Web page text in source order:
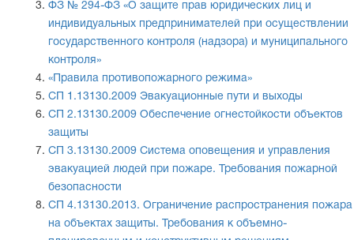
ФЗ № 294-ФЗ «О защите прав юридических лиц и
индивидуальных предпринимателей при осуществлении
государственного контроля (надзора) и муниципального
контроля»
«Правила противопожарного режима»
СП 1.13130.2009 Эвакуационные пути и выходы
СП 2.13130.2009 Обеспечение огнестойкости объектов
защиты
СП 3.13130.2009 Система оповещения и управления
эвакуацией людей при пожаре. Требования пожарной
безопасности
СП 4.13130.2013. Ограничение распространения пожара
на объектах защиты. Требования к объемно-